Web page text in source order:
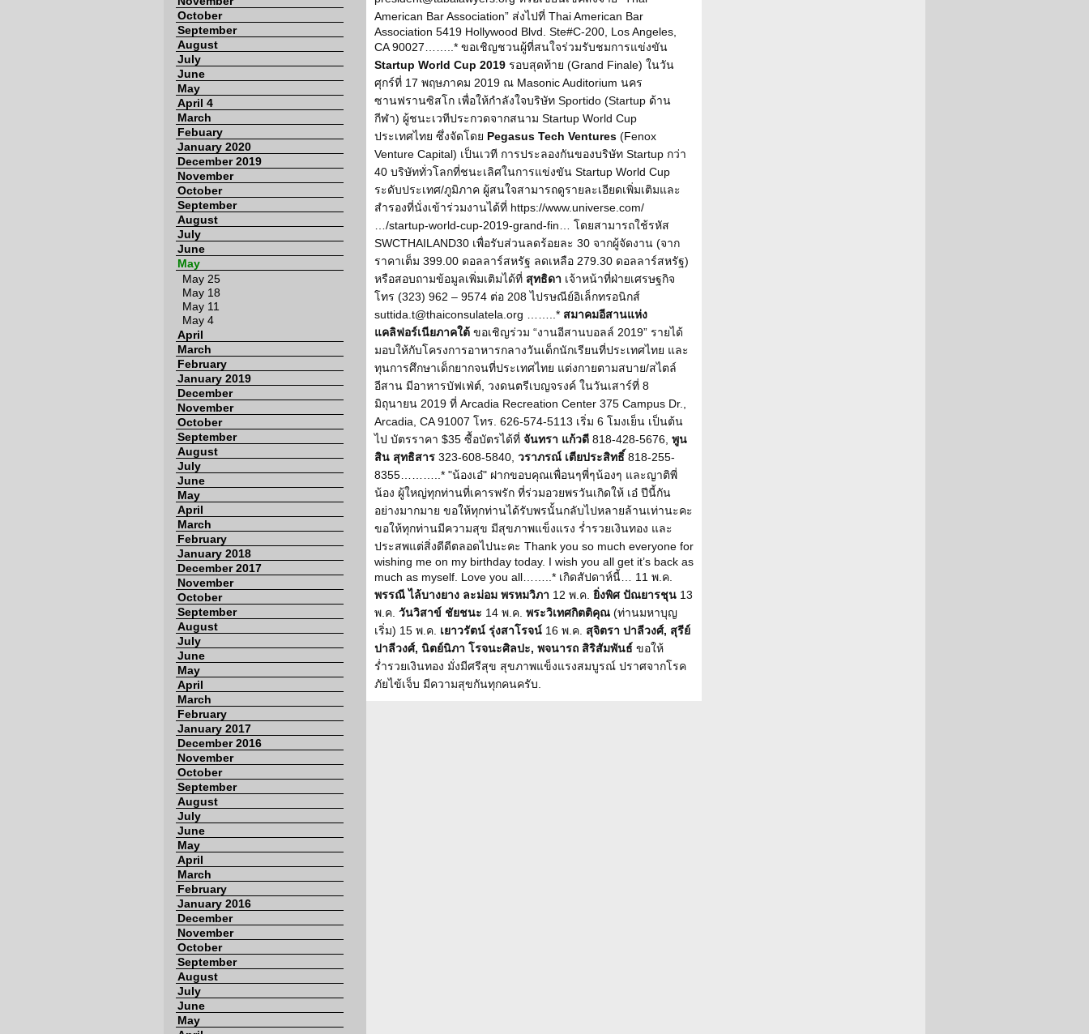
October
September
August
July
June
May
April 4
March
Febuary
January 2020
December 2019
November
October
September
August
July
June
May
May 25
May 18
May 11
May 4
April
March
February
January 2019
December
November
October
September
August
July
June
May
April
March
February
January 2018
December 2017
November
October
September
August
July
June
May
April
March
February
January 2017
December 2016
November
October
September
August
July
June
May
April
March
February
January 2016
December
November
October
September
August
July
June
May
American Bar Association” ส่งไปที่ Thai American Bar
Association 5419 Hollywood Blvd. Ste#C-200, Los Angeles,
CA 90027……..* ขอเชิญชวนผู้ที่สนใจร่วมรับชมการแข่งขัน
Startup World Cup 2019 รอบสุดท้าย (Grand Finale) ในวัน
ศุกร์ที่ 17 พฤษภาคม 2019 ณ Masonic Auditorium นคร
ซานฟรานซิสโก เพื่อให้กำลังใจบริษัท Sportido (Startup ด้าน
กีฬา) ผู้ชนะเวทีประกวดจากสนาม Startup World Cup
ประเทศไทย ซึ่งจัดโดย Pegasus Tech Ventures (Fenox
Venture Capital) เป็นเวที การประลองกันของบริษัท Startup กว่า
40 บริษัททั่วโลกที่ชนะเลิศในการแข่งขัน Startup World Cup
ระดับประเทศ/ภูมิภาค ผู้สนใจสามารถดูรายละเอียดเพิ่มเติมและ
สำรองที่นั่งเข้าร่วมงานได้ที่ https://www.universe.com/
…/startup-world-cup-2019-grand-fin… โดยสามารถใช้รหัส
SWCTHAILAND30 เพื่อรับส่วนลดร้อยละ 30 จากผู้จัดงาน (จาก
ราคาเต็ม 399.00 ดอลลาร์สหรัฐ ลดเหลือ 279.30 ดอลลาร์สหรัฐ)
หรือสอบถามข้อมูลเพิ่มเติมได้ที่ สุทธิดา เจ้าหน้าที่ฝ่ายเศรษฐกิจ
โทร (323) 962 – 9574 ต่อ 208 ไปรษณีย์อิเล็กทรอนิกส์
suttida.t@thaiconsulatela.org ……..* สมาคมอีสานแห่ง
แคลิฟอร์เนียภาคใต้ ขอเชิญร่วม “งานอีสานบอลล์ 2019” รายได้
มอบให้กับโครงการอาหารกลางวันเด็กนักเรียนที่ประเทศไทย และ
ทุนการศึกษาเด็กยากจนที่ประเทศไทย แต่งกายตามสบาย/สไตล์
อีสาน มีอาหารบัฟเฟ่ต์, วงดนตรีเบญจรงค์ ในวันเสาร์ที่ 8
มิถุนายน 2019 ที่ Arcadia Recreation Center 375 Campus Dr.,
Arcadia, CA 91007 โทร. 626-574-5113 เริ่ม 6 โมงเย็น เป็นต้น
ไป บัตรราคา $35 ซื้อบัตรได้ที่ จันทรา แก้วดี 818-428-5676, พูน
สิน สุทธิสาร 323-608-5840, วราภรณ์ เตียประสิทธิ์ 818-255-
8355………..* "น้องเอ๋" ฝากขอบคุณเพื่อนๆพี่ๆน้องๆ และญาติพี่
น้อง ผู้ใหญ่ทุกท่านที่เคารพรัก ที่ร่วมอวยพรวันเกิดให้ เอ๋ ปีนี้กัน
อย่างมากมาย ขอให้ทุกท่านได้รับพรนั้นกลับไปหลายล้านเท่านะคะ
ขอให้ทุกท่านมีความสุข มีสุขภาพแข็งแรง ร่ำรวยเงินทอง และ
ประสพแต่สิ่งดีดีตลอดไปนะคะ Thank you so much everyone for
wishing me on my birthday today. I wish you all get it’s back as
much as myself. Love you all……..* เกิดสัปดาห์นี้… 11 พ.ค.
พรรณี ไล้บางยาง ละม่อม พรหมวิภา 12 พ.ค. ยิ่งพิศ ปัณยารชุน 13
พ.ค. วันวิสาข์ ชัยชนะ 14 พ.ค. พระวิเทศกิตติคุณ (ท่านมหาบุญ
เริ่ม) 15 พ.ค. เยาวรัตน์ รุ่งสาโรจน์ 16 พ.ค. สุจิตรา ปาลีวงศ์, สุรีย์
ปาลีวงศ์, นิตย์นิภา โรจนะศิลปะ, พจนารถ สิริสัมพันธ์ ขอให้
ร่ำรวยเงินทอง มั่งมีศรีสุข สุขภาพแข็งแรงสมบูรณ์ ปราศจากโรค
ภัยไข้เจ็บ มีความสุขกันทุกคนครับ.